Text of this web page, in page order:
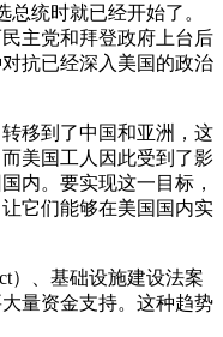
总统时就已经开始了。
主党和拜登政府上台后
抗已经深入美国的政治
移到了中国和亚洲，这
美国工人因此受到了影
内。要实现这一目标，
它们能够在美国国内实
）、基础设施建设法案
量资金支持。这种趋势